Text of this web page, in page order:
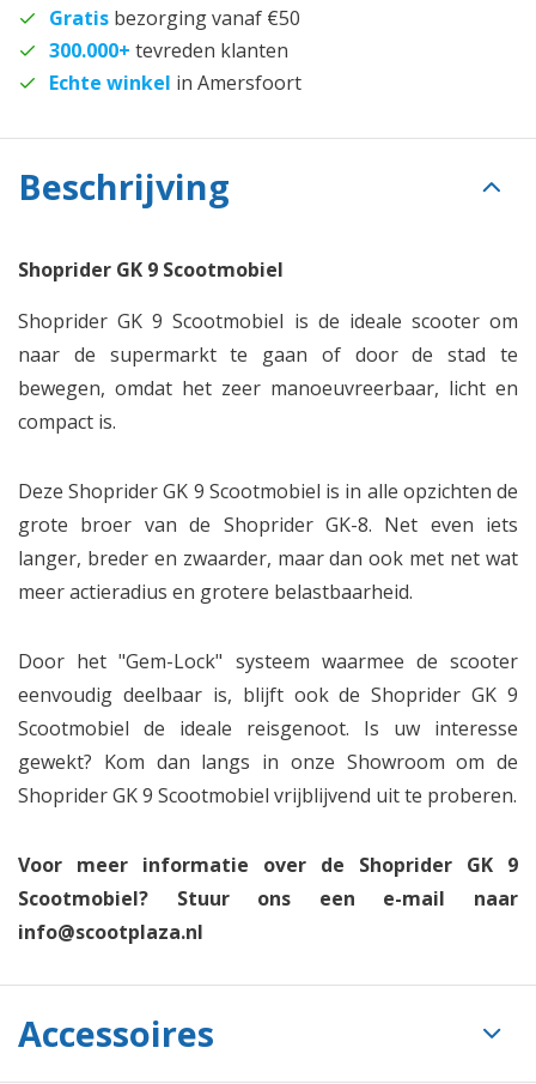
Gratis bezorging vanaf €50
300.000+ tevreden klanten
Echte winkel in Amersfoort
Beschrijving
Shoprider GK 9 Scootmobiel
Shoprider GK 9 Scootmobiel is de ideale scooter om
naar de supermarkt te gaan of door de stad te
bewegen, omdat het zeer manoeuvreerbaar, licht en
compact is.
Deze Shoprider GK 9 Scootmobiel is in alle opzichten de
grote broer van de Shoprider GK-8. Net even iets
langer, breder en zwaarder, maar dan ook met net wat
meer actieradius en grotere belastbaarheid.
Door het "Gem-Lock" systeem waarmee de scooter
eenvoudig deelbaar is, blijft ook de Shoprider GK 9
Scootmobiel de ideale reisgenoot. Is uw interesse
gewekt? Kom dan langs in onze Showroom om de
Shoprider GK 9 Scootmobiel vrijblijvend uit te proberen.
Voor meer informatie over de Shoprider GK 9
Scootmobiel? Stuur ons een e-mail naar
info@scootplaza.nl
Accessoires